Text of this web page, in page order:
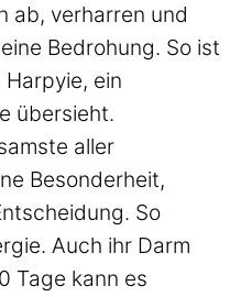
ab, verharren und
Bedrohung. So ist
ein
übersieht.
aller
Besonderheit,
So
Auch ihr Darm
Tage kann es